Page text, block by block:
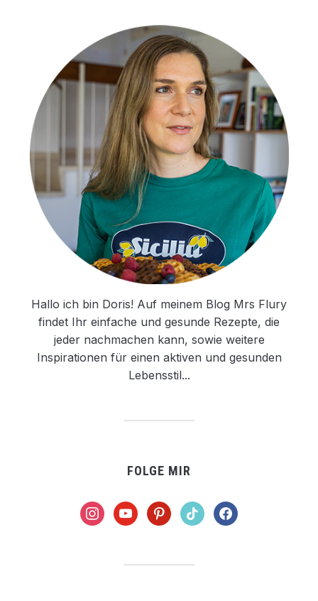
Hallo ich bin Doris! Auf meinem Blog Mrs Flury
findet Ihr einfache und gesunde Rezepte, die
jeder nachmachen kann, sowie weitere
Inspirationen für einen aktiven und gesunden
Lebensstil...
FOLGE MIR
instagramyoutubepinteresttiktok facebook